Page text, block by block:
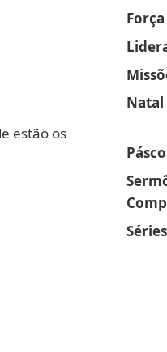
estão os
Natal
Séries